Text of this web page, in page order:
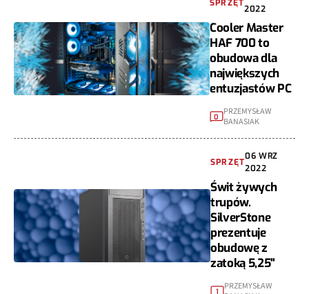
SPRZĘT
2022
Cooler Master
HAF 700 to
obudowa dla
największych
entuzjastów PC
0
PRZEMYSŁAW
BANASIAK
SPRZĘT
06 WRZ
2022
Świt żywych
trupów.
SilverStone
prezentuje
obudowę z
zatoką 5,25"
1
PRZEMYSŁAW